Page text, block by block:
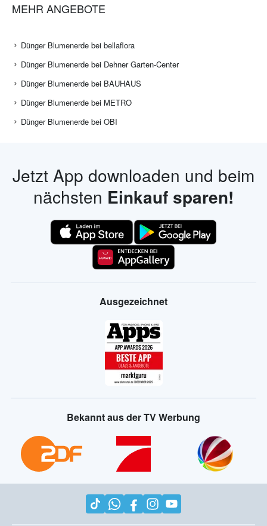
MEHR ANGEBOTE
Dünger Blumenerde bei bellaflora
Dünger Blumenerde bei Dehner Garten-Center
Dünger Blumenerde bei BAUHAUS
Dünger Blumenerde bei METRO
Dünger Blumenerde bei OBI
Jetzt App downloaden und beim
nächsten Einkauf sparen!
Ausgezeichnet
Bekannt aus der TV Werbung